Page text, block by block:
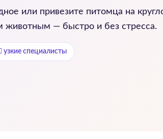
или привезите питомца на
животным — быстро и без стресса.
узкие специалисты